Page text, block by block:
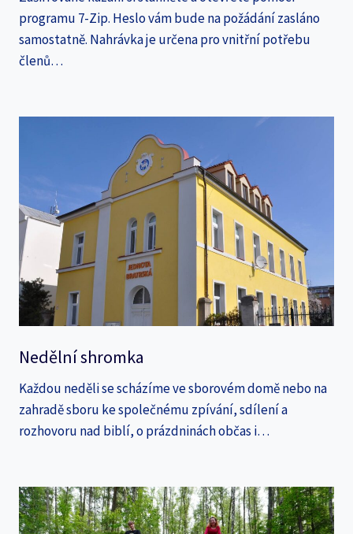
programu 7-Zip. Heslo vám bude na požádání zasláno
samostatně. Nahrávka je určena pro vnitřní potřebu
členů…
Nedělní shromka
Každou neděli se scházíme ve sborovém domě nebo na
zahradě sboru ke společnému zpívání, sdílení a
rozhovoru nad biblí, o prázdninách občas i…